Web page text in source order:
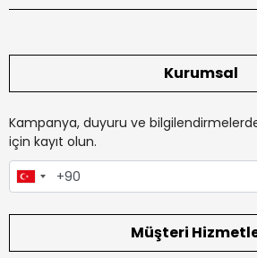
Kurumsal
Kampanya, duyuru ve
için kayıt olun.
Müşteri